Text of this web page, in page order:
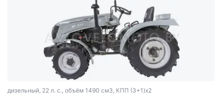
дизельный, 22 л. с., объём 1490 см3, КПП (3+1)x2